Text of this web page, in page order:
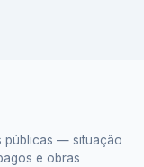
públicas — situação
e obras